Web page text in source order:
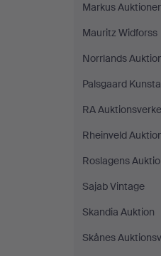
Markus Auktioner
Mauritz Widforss
Norrlands
Palsgaard
RA
Rheinveld
Roslagens
Sajab Vintage
Skandia Auktion
Skånes